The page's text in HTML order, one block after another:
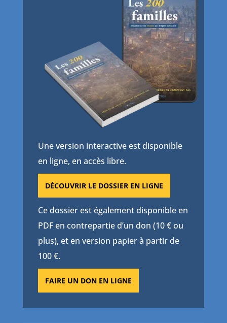
Une version interactive est disponible
en ligne, en accès libre.
DÉCOUVRIR LE DOSSIER EN LIGNE
Ce dossier est également disponible en
PDF en contrepartie d’un don (10 € ou
plus), et en version papier à partir de
100 €.
FAIRE UN DON EN LIGNE